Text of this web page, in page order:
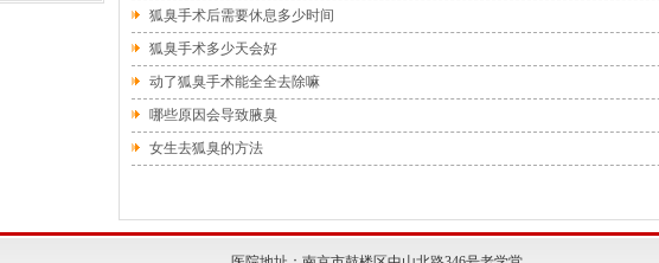
狐臭手术后需要休息多少时间
狐臭手术多少天会好
动了狐臭手术能全全去除嘛
哪些原因会导致腋臭
女生去狐臭的方法